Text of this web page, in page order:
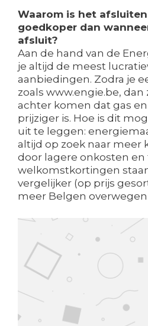
Waarom is het
goedkoper dan
afsluit?
Aan de hand van de
je altijd de meest
aanbiedingen. Zodra je
zoals www.engie.be, dan
achter komen dat gas
prijziger is. Hoe is dit
uit te leggen:
altijd op zoek naar meer
door lagere onkosten en
welkomstkortingen
vergelijker (op prijs
meer Belgen